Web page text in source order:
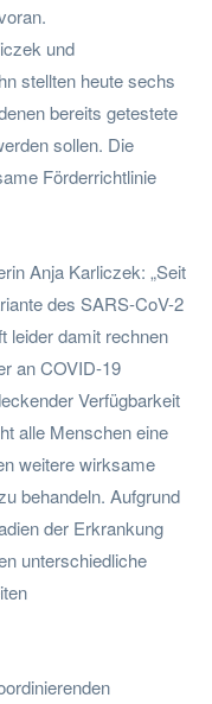
und
stellten heute sechs
bereits getestete
sollen. Die
Förderrichtlinie
Anja Karliczek: „Seit
des SARS-CoV-2
leider damit rechnen
an COVID-19
Verfügbarkeit
alle Menschen eine
weitere wirksame
behandeln. Aufgrund
der Erkrankung
unterschiedliche